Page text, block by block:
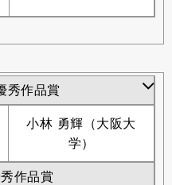
秀作品賞
小林 勇輝（大阪大
学）
作品賞